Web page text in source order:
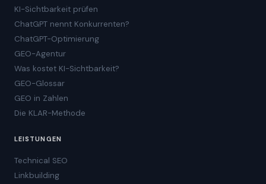
KI-Sichtbarkeit prüfen
ChatGPT nennt Konkurrenten?
ChatGPT-Optimierung
GEO-Agentur
Was kostet KI-Sichtbarkeit?
GEO-Glossar
GEO in Zahlen
Die KLAR-Methode
LEISTUNGEN
Technical SEO
Linkbuilding